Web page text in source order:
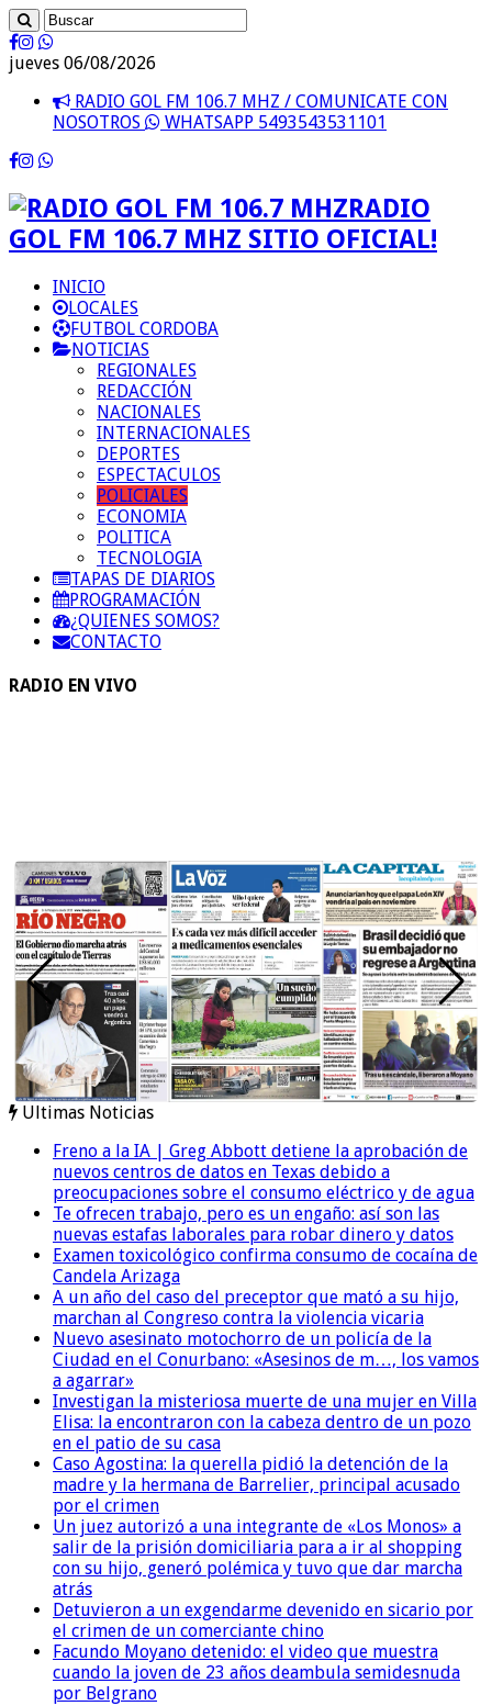
jueves 06/08/2026
RADIO GOL FM 106.7 MHZ / COMUNICATE CON
NOSOTROS
WHATSAPP 5493543531101
RADIO
GOL FM 106.7 MHZ SITIO OFICIAL!
INICIO
LOCALES
FUTBOL CORDOBA
NOTICIAS
REGIONALES
REDACCIÓN
NACIONALES
INTERNACIONALES
DEPORTES
ESPECTACULOS
POLICIALES
ECONOMIA
POLITICA
TECNOLOGIA
TAPAS DE DIARIOS
PROGRAMACIÓN
¿QUIENES SOMOS?
CONTACTO
RADIO EN VIVO
Ultimas Noticias
Freno a la IA | Greg Abbott detiene la aprobación de
nuevos centros de datos en Texas debido a
preocupaciones sobre el consumo eléctrico y de agua
Te ofrecen trabajo, pero es un engaño: así son las
nuevas estafas laborales para robar dinero y datos
Examen toxicológico confirma consumo de cocaína de
Candela Arizaga
A un año del caso del preceptor que mató a su hijo,
marchan al Congreso contra la violencia vicaria
Nuevo asesinato motochorro de un policía de la
Ciudad en el Conurbano: «Asesinos de m…, los vamos
a agarrar»
Investigan la misteriosa muerte de una mujer en Villa
Elisa: la encontraron con la cabeza dentro de un pozo
en el patio de su casa
Caso Agostina: la querella pidió la detención de la
madre y la hermana de Barrelier, principal acusado
por el crimen
Un juez autorizó a una integrante de «Los Monos» a
salir de la prisión domiciliaria para a ir al shopping
con su hijo, generó polémica y tuvo que dar marcha
atrás
Detuvieron a un exgendarme devenido en sicario por
el crimen de un comerciante chino
Facundo Moyano detenido: el video que muestra
cuando la joven de 23 años deambula semidesnuda
por Belgrano